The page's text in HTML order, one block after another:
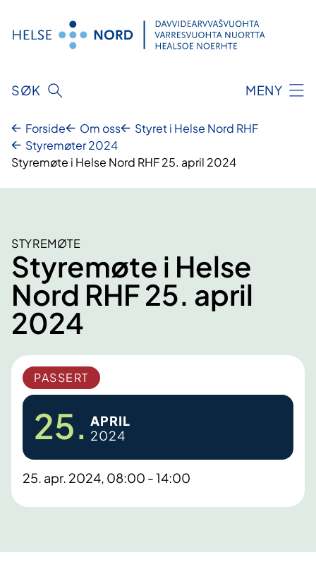
innhold
SØK MENY
Forside Om oss
Styret i Helse Nord RHF
Styremøter 2024
Styremøte i Helse Nord RHF 25. april 2024
STYREMØTE
Styremøte i Helse
Nord RHF 25. april
2024
PASSERT
25. APRIL
2024
25. apr. 2024, 08:00 - 14:00